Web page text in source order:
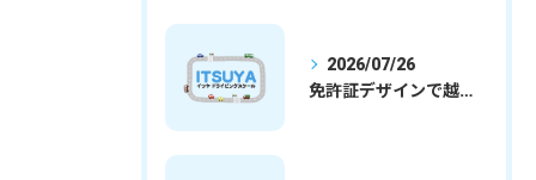
2026/07/26
免許証デザインで越谷市愛を表現する埼玉県さいたま市越谷市の免許取得完全ガイド